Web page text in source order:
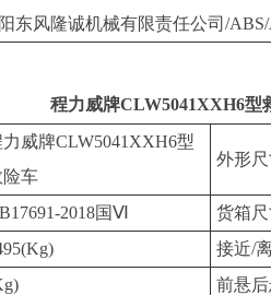
东风隆诚机械有限责任公司/ABS/
程力威牌CLW5041XXH6型
威牌CLW5041XXH6型
险车
外形
2018国Ⅵ
货箱
接近/
前悬